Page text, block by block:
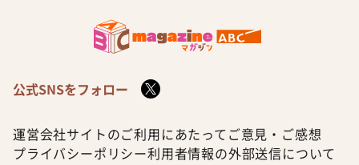
公式SNSをフォロー
運営会社サイトのご利用にあたって ご意見・ご感想
プライバシーポリシー利用者情報の外部送信について